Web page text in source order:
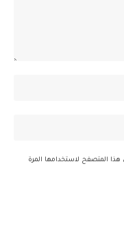
هذا المتصفح لاستخدامها المرة